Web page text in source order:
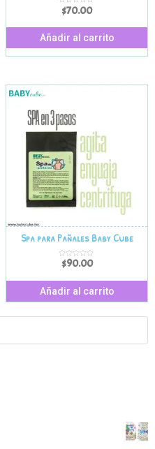
V
o
r
a
d
e
$70.00
Añadir al carrito
Spa para Pañales Baby Cube
V
o
a
n
5
$90.00
Añadir al carrito